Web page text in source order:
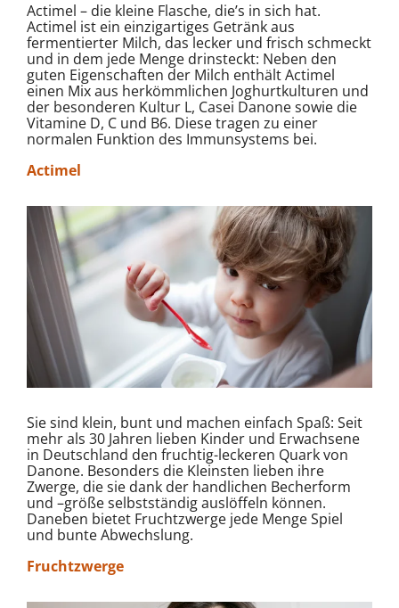
Actimel – die kleine Flasche, die’s in sich hat.
Actimel ist ein einzigartiges Getränk aus
fermentierter Milch, das lecker und frisch schmeckt
und in dem jede Menge drinsteckt: Neben den
guten Eigenschaften der Milch enthält Actimel
einen Mix aus herkömmlichen Joghurtkulturen und
der besonderen Kultur L, Casei Danone sowie die
Vitamine D, C und B6. Diese tragen zu einer
normalen Funktion des Immunsystems bei.
Actimel
Sie sind klein, bunt und machen einfach Spaß: Seit
mehr als 30 Jahren lieben Kinder und Erwachsene
in Deutschland den fruchtig-leckeren Quark von
Danone. Besonders die Kleinsten lieben ihre
Zwerge, die sie dank der handlichen Becherform
und –größe selbstständig auslöffeln können.
Daneben bietet Fruchtzwerge jede Menge Spiel
und bunte Abwechslung.
Fruchtzwerge